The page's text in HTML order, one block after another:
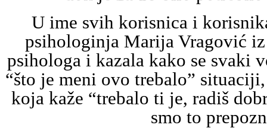
U ime svih korisnica i
psihologinja Marija Vragović
psihologa i kazala kako se svaki
“što je meni ovo trebalo”
koja kaže “trebalo ti je, radiš
smo to